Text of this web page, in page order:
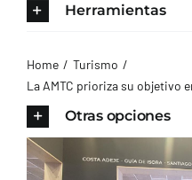
AYUNTAMIENTO
TURISMO
Herramientas
Home
Turismo
La AMTC prioriza su objetivo
Otras opciones